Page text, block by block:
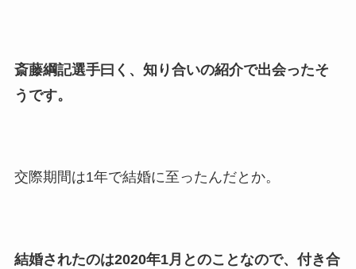
息子も調査！
大川橋蔵の奥さん・真理子は
高木豊の妻は宮内千早！再婚
斎藤綱記選手曰く、知り合いの紹介で出会ったそ
うです。
交際期間は1年で結婚に至ったんだとか。
結婚されたのは2020年1月とのことなので、付き合